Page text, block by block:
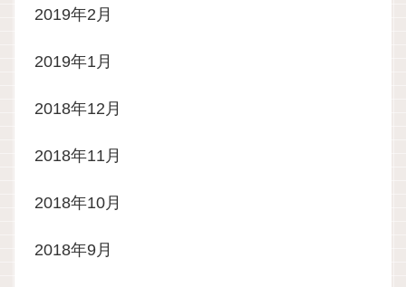
2019年2月
2019年1月
2018年12月
2018年11月
2018年10月
2018年9月